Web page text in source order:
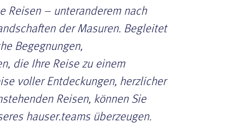
Reisen – unteranderem nach
der Masuren. Begleitet
Begegnungen,
die Ihre Reise zu einem
voller Entdeckungen, herzlicher
Reisen, können Sie
hauser.teams überzeugen.